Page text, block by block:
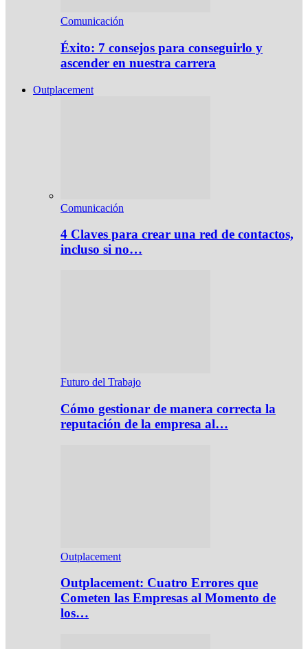
Comunicación
Éxito: 7 consejos para conseguirlo y
ascender en nuestra carrera
Outplacement
Comunicación
4 Claves para crear una red de contactos,
incluso si no…
Futuro del Trabajo
Cómo gestionar de manera correcta la
reputación de la empresa al…
Outplacement
Outplacement: Cuatro Errores que
Cometen las Empresas al Momento de
los…